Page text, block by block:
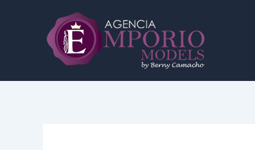
contenido